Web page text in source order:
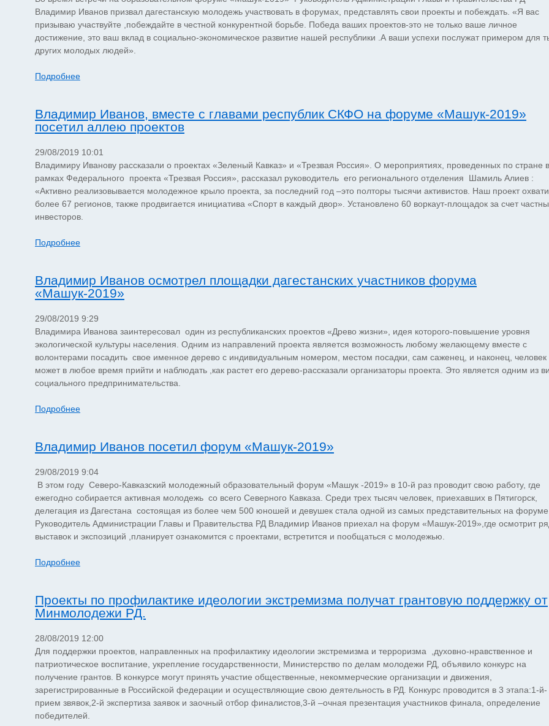
Владимир Иванов призвал дагестанскую молодежь участвовать в форумах, представлять свои проекты и побеждать. «Я вас
призываю участвуйте ,побеждайте в честной конкурентной борьбе. Победа ваших проектов-это не только ваше личное
достижение, это ваш вклад в социально-экономическое развитие нашей республики .А ваши успехи послужат примером для
других молодых людей».
Подробнее
Владимир Иванов, вместе с главами республик СКФО на форуме «Машук-2019»
посетил аллею проектов
29/08/2019 10:01
Владимиру Иванову рассказали о проектах «Зеленый Кавказ» и «Трезвая Россия». О мероприятиях, проведенных по стране в
рамках Федерального проекта «Трезвая Россия», рассказал руководитель его регионального отделения Шамиль Алиев :
«Активно реализовывается молодежное крыло проекта, за последний год –это полторы тысячи активистов. Наш проект
более 67 регионов, также продвигается инициатива «Спорт в каждый двор». Установлено 60 воркаут-площадок за счет
инвесторов.
Подробнее
Владимир Иванов осмотрел площадки дагестанских участников форума
«Машук-2019»
29/08/2019 9:29
Владимира Иванова заинтересовал один из республиканских проектов «Древо жизни», идея которого-повышение уровня
экологической культуры населения. Одним из направлений проекта является возможность любому желающему вместе с
волонтерами посадить свое именное дерево с индивидуальным номером, местом посадки, сам саженец, и наконец, человек
может в любое время прийти и наблюдать ,как растет его дерево-рассказали организаторы проекта. Это является одним из
социального предпринимательства.
Подробнее
Владимир Иванов посетил форум «Машук-2019»
29/08/2019 9:04
В этом году Северо-Кавказский молодежный образовательный форум «Машук -2019» в 10-й раз проводит свою работу, где
ежегодно собирается активная молодежь со всего Северного Кавказа. Среди трех тысяч человек, приехавших в Пятигорск,
делегация из Дагестана состоящая из более чем 500 юношей и девушек стала одной из самых представительных на
Руководитель Администрации Главы и Правительства РД Владимир Иванов приехал на форум «Машук-2019»,где осмотрит
выставок и экспозиций ,планирует ознакомится с проектами, встретится и пообщаться с молодежью.
Подробнее
Проекты по профилактике идеологии экстремизма получат грантовую поддержку от
Минмолодежи РД.
28/08/2019 12:00
Для поддержки проектов, направленных на профилактику идеологии экстремизма и терроризма ,духовно-нравственное и
патриотическое воспитание, укрепление государственности, Министерство по делам молодежи РД, объявило конкурс на
получение грантов. В конкурсе могут принять участие общественные, некоммерческие организации и движения,
зарегистрированные в Российской федерации и осуществляющие свою деятельность в РД. Конкурс проводится в 3 этапа:1-й-
прием звявок,2-й экспертиза заявок и заочный отбор финалистов,3-й –очная презентация участников финала, определение
победителей.